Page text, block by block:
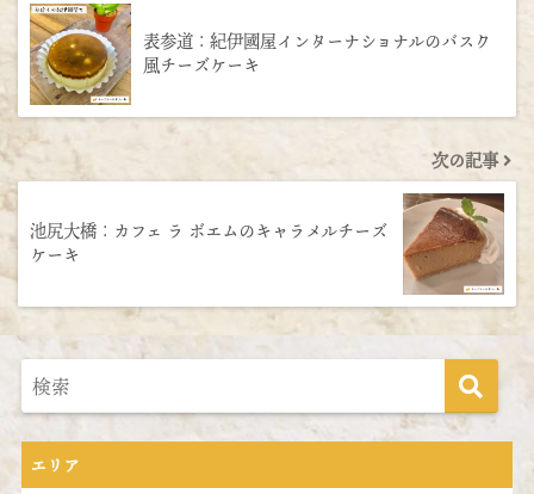
表参道：紀伊國屋インターナショナルのバスク
風チーズケーキ
次の記事
池尻大橋：カフェ ラ ボエムのキャラメルチーズ
ケーキ
エリア